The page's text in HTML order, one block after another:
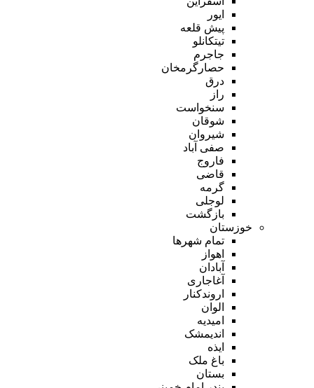
ایور
پیش قلعه
تیتکانلو
جاجرم
حصارگرمخان
درق
راز
سنخواست
شوقان
شیروان
صفی آباد
فاروج
قاضی
گرمه
لوجلی
بازگشت
خوزستان
تمام شهر‌ها
اهواز
آبادان
آغاجاری
اروندکنار
الوان
امیدیه
اندیمشک
ایذه
باغ ملک
بستان